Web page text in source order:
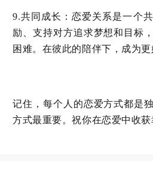
9.共同成长 ：恋爱关系是一个
励、支持对方追求梦想和目标
困难。在彼此的陪伴下，成为更
记住，每个人的恋爱方式都是
方式最重要。祝你在恋爱中收获